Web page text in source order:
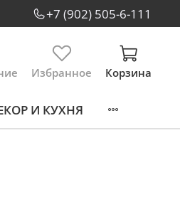
+7 (902) 505-6-111
Избранное Корзина
И КУХНЯ